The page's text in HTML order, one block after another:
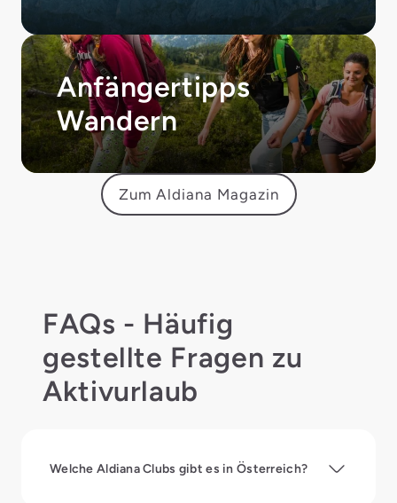
Anfängertipps
Wandern
Zum Aldiana Magazin
FAQs - Häufig
gestellte Fragen zu
Aktivurlaub
Welche Aldiana Clubs gibt es in Österreich?